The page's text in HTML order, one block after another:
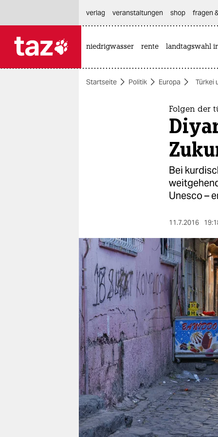
themen
nord
wahrheit
verlag
verlag
veranstaltungen
shop
fragen & hilfe
unterstützen
abo
genossenschaft
verlag
veranstaltungen shop fragen
niedrigwasser rente landtagswahl
Startseite Politik Europa Türkei
Folgen der
Bei
Unesco –
11.7.2016